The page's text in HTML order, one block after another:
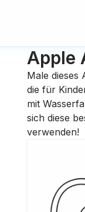
Apple
Male dieses
die für
mit
sich diese
verwenden!